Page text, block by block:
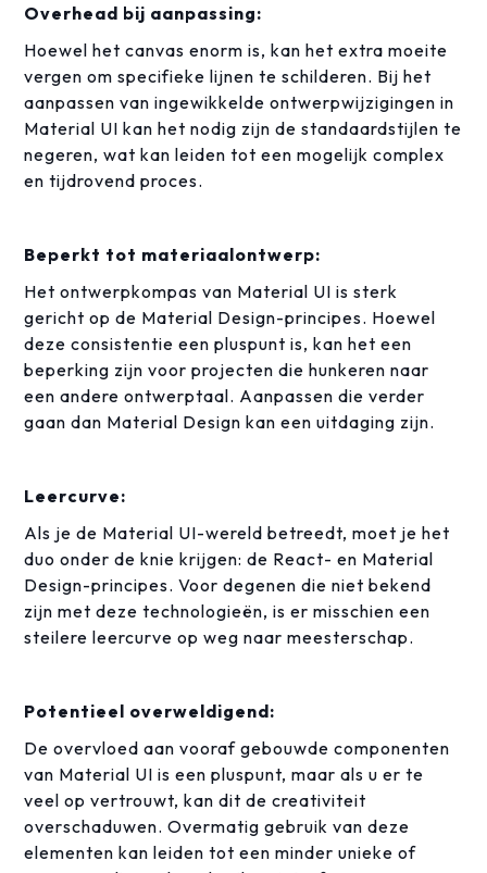
Overhead bij aanpassing:
Hoewel het canvas enorm is, kan het extra moeite
vergen om specifieke lijnen te schilderen. Bij het
aanpassen van ingewikkelde ontwerpwijzigingen in
Material UI kan het nodig zijn de standaardstijlen te
negeren, wat kan leiden tot een mogelijk complex
en tijdrovend proces.
Beperkt tot materiaalontwerp:
Het ontwerpkompas van Material UI is sterk
gericht op de Material Design-principes. Hoewel
deze consistentie een pluspunt is, kan het een
beperking zijn voor projecten die hunkeren naar
een andere ontwerptaal. Aanpassen die verder
gaan dan Material Design kan een uitdaging zijn.
Leercurve:
Als je de Material UI-wereld betreedt, moet je het
duo onder de knie krijgen: de React- en Material
Design-principes. Voor degenen die niet bekend
zijn met deze technologieën, is er misschien een
steilere leercurve op weg naar meesterschap.
Potentieel overweldigend:
De overvloed aan vooraf gebouwde componenten
van Material UI is een pluspunt, maar als u er te
veel op vertrouwt, kan dit de creativiteit
overschaduwen. Overmatig gebruik van deze
elementen kan leiden tot een minder unieke of